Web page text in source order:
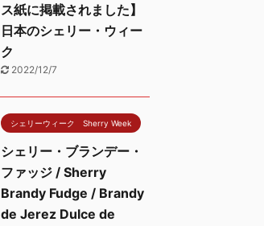
ス紙に掲載されました】
日本のシェリー・ウィー
ク
2022/12/7
シェリーウィーク Sherry Week
シェリー・ブランデー・
ファッジ / Sherry
Brandy Fudge / Brandy
de Jerez Dulce de